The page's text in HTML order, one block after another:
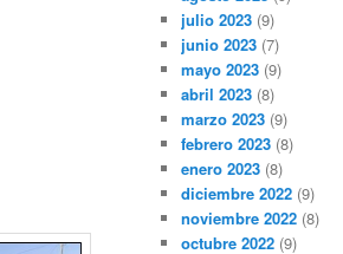
julio 2023 (9)
junio 2023 (7)
mayo 2023 (9)
abril 2023 (8)
marzo 2023 (9)
febrero 2023 (8)
enero 2023 (8)
diciembre 2022 (9)
noviembre 2022 (8)
octubre 2022 (9)